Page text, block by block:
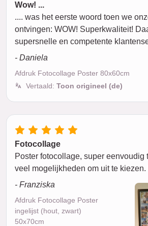
Wow! ...
.... was het eerste woord toen we
ontvingen: WOW! Superkwaliteit!
supersnelle en competente
- Daniela
Afdruk Fotocollage Poster 80x60cm
Vertaald: Toon origineel (de)
Fotocollage
Poster fotocollage, super eenvoudig
veel mogelijkheden om uit te
- Franziska
Afdruk Fotocollage Poster
ingelijst (hout, zwart)
50x70cm